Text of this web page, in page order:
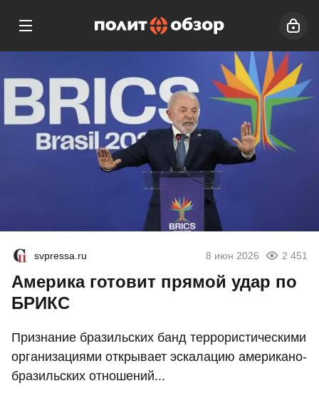
svpressa.ru 8 июн 2026 2 451
Америка готовит прямой удар по
БРИКС
Признание бразильских банд террористическими
организациями открывает эскалацию американо-
бразильских отношений...